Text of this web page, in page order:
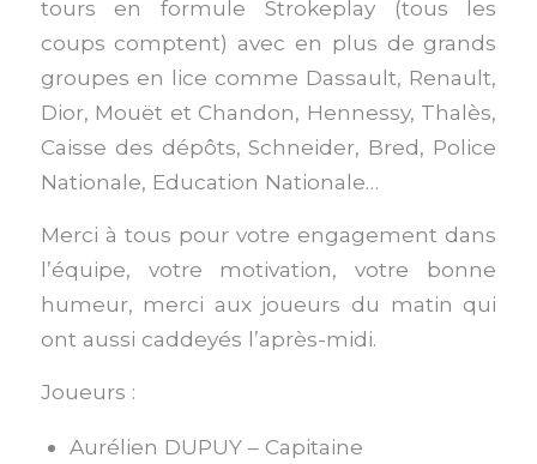
tours en formule Strokeplay (tous les
coups comptent) avec en plus de grands
groupes en lice comme Dassault, Renault,
Dior, Mouët et Chandon, Hennessy, Thalès,
Caisse des dépôts, Schneider, Bred, Police
Nationale, Education Nationale…
Merci à tous pour votre engagement dans
l’équipe, votre motivation, votre bonne
humeur, merci aux joueurs du matin qui
ont aussi caddeyés l’après-midi.
Joueurs :
Aurélien DUPUY – Capitaine